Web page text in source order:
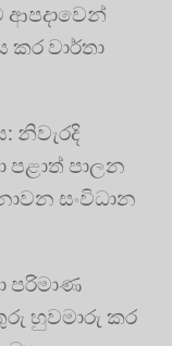
ආපදාවෙන්
වාර්තා
නිවැරදි
පළාත් පාලන
සංවිධාන
පරිමාණ
හුවමාරු කර